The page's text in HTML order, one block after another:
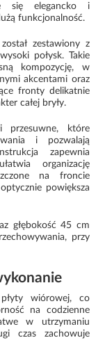
się elegancko i
funkcjonalność.
zestawiony z
połysk. Takie
kompozycję, w
akcentami oraz
fronty delikatnie
całej bryły.
przesuwne, które
i pozwalają
zapewnia
organizację
na froncie
powiększa
głębokość 45 cm
przy
wiórowej, co
na codzienne
w utrzymaniu
czas zachowuje